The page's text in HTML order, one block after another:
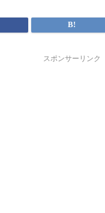
スポンサーリンク